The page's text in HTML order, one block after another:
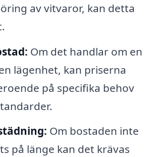
av vitvaror, kan detta
Om det handlar om en
lägenhet, kan priserna
på specifika behov
Om bostaden inte
på länge kan det krävas